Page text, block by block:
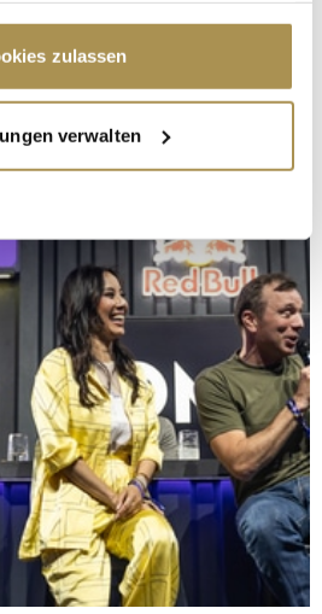
Klicken auf das Privacy
widerrufen
Ihre geografische Lage
auf einige Meter genau sein
(Fingerprinting) identifizieren
wie Ihre persönlichen Daten
legen Sie Ihre Präferenzen im
fest.
um Inhalte und Anzeigen zu
für soziale Medien anbieten
auf unsere Website zu
geben wir Informationen zu Ihrer
an unsere Partner für
und Analysen weiter. Unsere
möglicherweise mit
zulassen
verwalten